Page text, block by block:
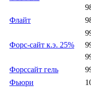
Флайт
Форс-сайт к.э. 25%
Форссайт гель
Фьюри